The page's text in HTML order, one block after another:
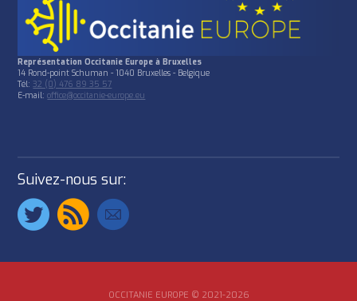
Représentation Occitanie Europe à Bruxelles
14 Rond-point Schuman - 1040 Bruxelles - Belgique
Tél:32 (0) 476 89 35 57
E-mail:office@occitanie-europe.eu
Suivez-nous sur:
OCCITANIE EUROPE © 2021-2026